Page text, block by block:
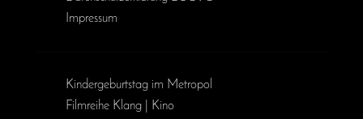
Impressum
Kinder­geburts­tag im Metropol
Filmreihe Klang | Kino